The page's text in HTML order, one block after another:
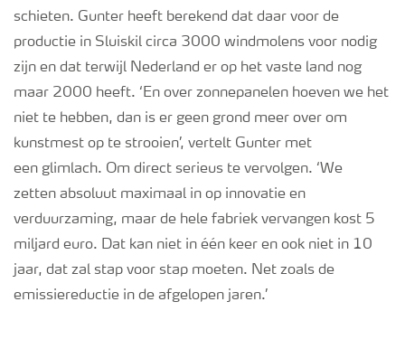
schieten. Gunter heeft berekend dat daar voor de
productie in Sluiskil circa 3000 windmolens voor nodig
zijn en dat terwijl Nederland er op het vaste land nog
maar 2000 heeft. ‘En over zonnepanelen hoeven we het
niet te hebben, dan is er geen grond meer over om
kunstmest op te strooien’, vertelt Gunter met
een glimlach. Om direct serieus te vervolgen. ‘We
zetten absoluut maximaal in op innovatie en
verduurzaming, maar de hele fabriek vervangen kost 5
miljard euro. Dat kan niet in één keer en ook niet in 10
jaar, dat zal stap voor stap moeten. Net zoals de
emissiereductie in de afgelopen jaren.’